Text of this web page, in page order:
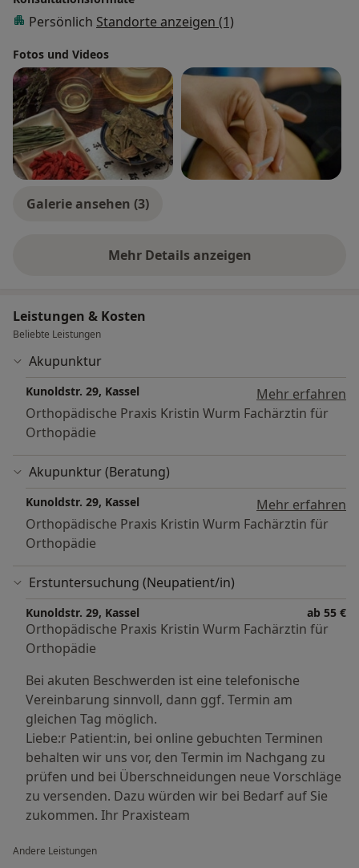
Persönlich Standorte anzeigen (1)
Fotos und Videos
Galerie ansehen (3)
Mehr Details anzeigen
über Erfahrungen
Leistungen & Kosten
Beliebte Leistungen
Akupunktur
Kunoldstr. 29, Kassel
Mehr erfahren
Orthopädische Praxis Kristin Wurm Fachärztin für
Orthopädie
Akupunktur (Beratung)
Kunoldstr. 29, Kassel
Mehr erfahren
Orthopädische Praxis Kristin Wurm Fachärztin für
Orthopädie
Erstuntersuchung (Neupatient/in)
Kunoldstr. 29, Kassel ab 55 €
Orthopädische Praxis Kristin Wurm Fachärztin für
Orthopädie
Bei akuten Beschwerden ist eine telefonische
Vereinbarung sinnvoll, dann ggf. Termin am
gleichen Tag möglich.
Liebe:r Patient:in, bei online gebuchten Terminen
behalten wir uns vor, den Termin im Nachgang zu
prüfen und bei Überschneidungen neue Vorschläge
zu versenden. Dazu würden wir bei Bedarf auf Sie
zukommen. Ihr Praxisteam
Andere Leistungen